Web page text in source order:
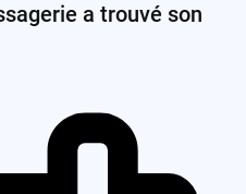
a trouvé son